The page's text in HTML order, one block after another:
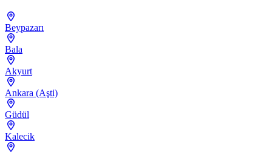
Beypazarı
Bala
Akyurt
Ankara (Aşti)
Güdül
Kalecik